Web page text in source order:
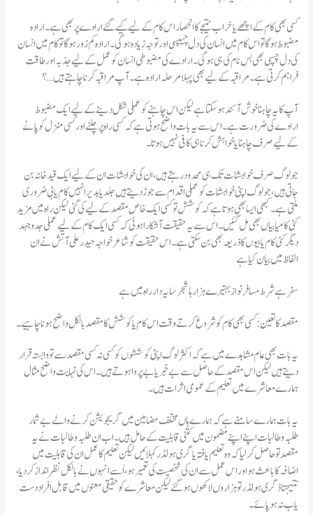
کسی بھی کام کے اچھے یا خراب نتیجے کا انحصار اس کام کے لیے کیے گئے ارادے پر بھی ہے۔ ارادہ
مضبوط ہو گا تو اس کام میں انسان کی دل چیپسی اور توجہ زیادہ ہو گی۔ ارادہ کم زور ہو گاتو کام میں انسان
کی دل چسپی بھی بس نام کی ہی ہو گی۔ ارادے کی مضبوطی انسان کو عمل کے لیے جذبہ اور طاقت
فراہم کرتی ہے۔ مراقبہ کے لیے بھی پہلا مر حلہ ارادہ ہے۔ آپ مراقبہ کرنا چاہتے ہیں …؟
آپ کا یہ چاہنا خوش آئند ہو سکتا ہے لیکن اس چاہنے کو عملی شکل دینے کے لیے ایک مضبوط
ارادے کی ضرورت ہے۔ اس سے یہ بات واضح ہوتی ہے کہ کسی راہ پر چلنے اور کسی منزل کو پانے
کے لیے صرف چاہنا یا خواہش کرنا ہی کافی نہیں ہوتا۔
جو لوگ صرف خواہشات تک ہی محدود رہتے ہیں، ان کی خواہشات ان کے لیے ایک قید خانہ بن
جاتی ہیں، جو لوگ اپنی خواہشات کو عملی اقدام سے جوڑ دیتے ہیں جلد یا بدیر انہیں کام یابی ضروری
ملتی ہے۔ کبھی ایسا بھی ہوتا ہے کہ کوشش تو کسی ایک خاص مقصد کے لیے کی گئی لیکن راہ میں مزید
کئی کامیابیاں بھی مل گئیں۔ اس سے یہ حقیقت آشکارا ہوئی کہ کسی ایک کام کے لیے عملی جدوجہد
دیگر کئی کام یابیوں کا ذریعہ بھی بن سکتی ہے۔اس حقیقت کو شاعر خواجہ حیدر علی آتش نے ان
الفاظ میں بیان کیا ہے
سفر ہے شرط مسافر نواز بہتیرے ہزار ہا شجر سایہ دار راہ میں ہے
مقصد کا تعین:کسی بھی کام کو شروع کرتے وقت اس کام یا کوشش کا مقصد بالکل واضح ہو نا چاہیے۔
یہ بات بھی عام مشاہدے میں ہے کہ اکثر لوگ اپنی کوششوں کو کسی نہ کسی مقصد سے تو وابستہ قرار
دیتے ہیں لیکن اس مقصد کے حاصل سے بے خبر یا بے پر وا ہوتے ہیں۔ اس کی نہایت واضح مثال
ہمارے معاشرے میں تعلیم کے عمومی اثرات ہیں۔
یہ بات ہمارے سامنے ہے کہ ہمارے ہاں مختلف مضامین میں گریجویشن کرنے والے بے شمار
طلبہ و طالبات اپنے اپنے مضمون میں کتنی قابلیت کے حامل ہیں۔ اب ان طلبہ وطالبات نے یہ
مقصد تو حاصل کر لیا کہ وہ تعلیم یافتہ یا گری ہولڈر کہلائیں لیکن تعلیم کا عمل ان کی قابلیت میں
اضافہ کا باعث ہو اور اس عمل سے ان کی شخصیت کی تعمیر ہو، اُسے انہوں نے بالکل نظر انداز کر دیا،
نتیجتا ڈگری ہولڈر تو ہزاروں لاکھوں ہو گئے لیکن معاشرے کو حقیقی معنوں میں قابل افراد دست
یاب نہ ہو پائے۔